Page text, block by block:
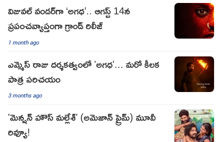
విజువల్ వండర్‌గా ‘అగధ’.. ఆగస్ట్ 14న
ప్రపంచవ్యాప్తంగా గ్రాండ్ రిలీజ్
1 month ago
ఎమ్మెస్ రాజు దర్శకత్వంలో 'అగధ'... మరో కీలక
పాత్ర పరిచయం
3 months ago
'మెన్షన్ హౌస్ మల్లేశ్' (అమెజాన్ ప్రైమ్) మూవీ
రివ్యూ!